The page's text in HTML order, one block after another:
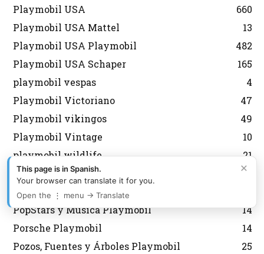
Playmobil USA
660
Playmobil USA Mattel
13
Playmobil USA Playmobil
482
Playmobil USA Schaper
165
playmobil vespas
4
Playmobil Victoriano
47
Playmobil vikingos
49
Playmobil Vintage
10
playmobil wildlife
21
Playmobil XXL
11
Policias Playmobil
PopStars y Música Playmobil
14
Porsche Playmobil
14
Pozos, Fuentes y Árboles Playmobil
25
×
This page is in Spanish.
Your browser can translate it for you.
Open the ⋮ menu → Translate